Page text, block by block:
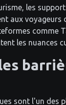
les
aux voyageurs
comme
les nuances
sont l'un des